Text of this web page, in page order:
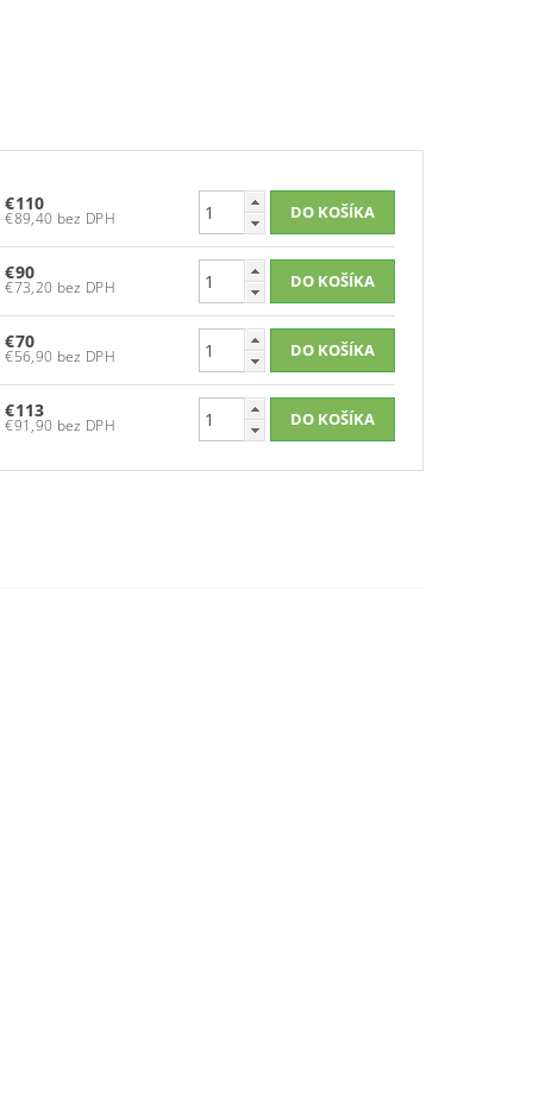
€110
€89,40 bez DPH
€90
€73,20 bez DPH
€70
€56,90 bez DPH
€113
€91,90 bez DPH